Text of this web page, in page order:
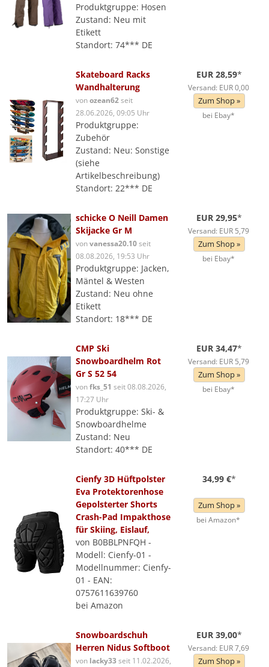
Produktgruppe: Hosen
Zustand: Neu mit
Etikett
Standort: 74*** DE
Skateboard Racks
Wandhalterung
vonozean62seit
28.06.2026, 09:05 Uhr
Produktgruppe:
Zubehör
Zustand: Neu: Sonstige
(siehe
Artikelbeschreibung)
Standort: 22*** DE
EUR 28,59*
Versand: EUR 0,00
Zum Shop »
bei Ebay*
schicke O Neill Damen
Skijacke Gr M
vonvanessa20.10seit
08.08.2026, 19:53 Uhr
Produktgruppe: Jacken,
Mäntel & Westen
Zustand: Neu ohne
Etikett
Standort: 18*** DE
EUR 29,95*
Versand: EUR 5,79
Zum Shop »
bei Ebay*
CMP Ski
Snowboardhelm Rot
Gr S 52 54
vonfks_51 seit 08.08.2026,
17:27 Uhr
Produktgruppe: Ski- &
Snowboardhelme
Zustand: Neu
Standort: 40*** DE
EUR 34,47*
Versand: EUR 5,79
Zum Shop »
bei Ebay*
Cienfy 3D Hüftpolster
Eva Protektorenhose
Gepolsterter Shorts
Crash-Pad Impakthose
für Skiing, Eislauf,
von B0BBLPNFQH -
Modell: Cienfy-01 -
Modellnummer: Cienfy-
01 - EAN:
0757611639760
bei Amazon
34,99 €*
Zum Shop »
bei Amazon*
Snowboardschuh
Herren Nidus Softboot
von lacky33seit 11.02.2026,
EUR 39,00*
Versand: EUR 7,69
Zum Shop »